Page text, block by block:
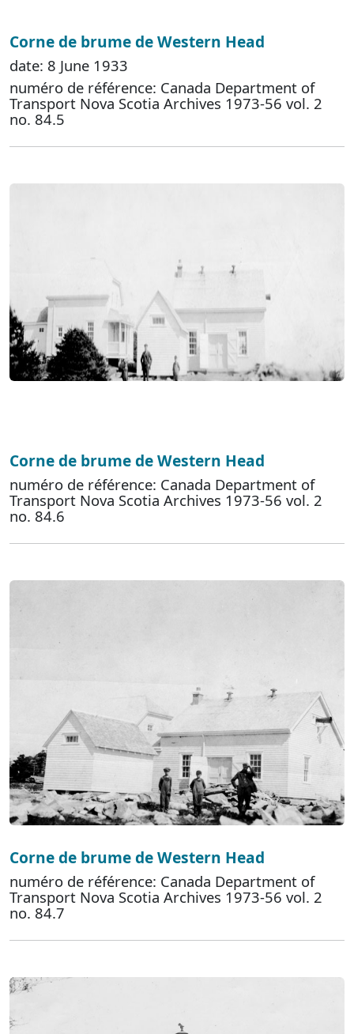
Corne de brume de Western Head
date: 8 June 1933
numéro de référence: Canada Department of
Transport Nova Scotia Archives 1973-56 vol. 2
no. 84.5
Corne de brume de Western Head
numéro de référence: Canada Department of
Transport Nova Scotia Archives 1973-56 vol. 2
no. 84.6
Corne de brume de Western Head
numéro de référence: Canada Department of
Transport Nova Scotia Archives 1973-56 vol. 2
no. 84.7